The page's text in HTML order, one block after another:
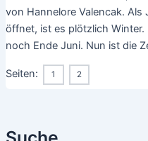
von Hannelore Valencak. Als
öffnet, ist es plötzlich Winter.
noch Ende Juni. Nun ist die
Seiten: 1 2